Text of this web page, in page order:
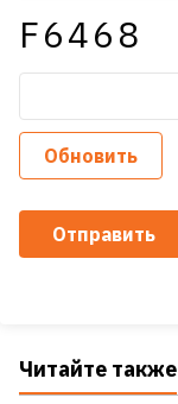
F6468
Обновить
Отправить
Читайте также